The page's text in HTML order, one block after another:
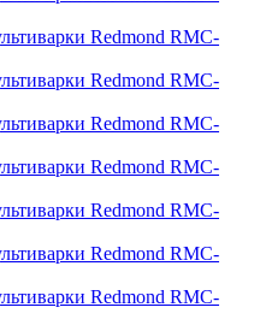
Redmond RMC-
Redmond RMC-
Redmond RMC-
Redmond RMC-
Redmond RMC-
Redmond RMC-
Redmond RMC-